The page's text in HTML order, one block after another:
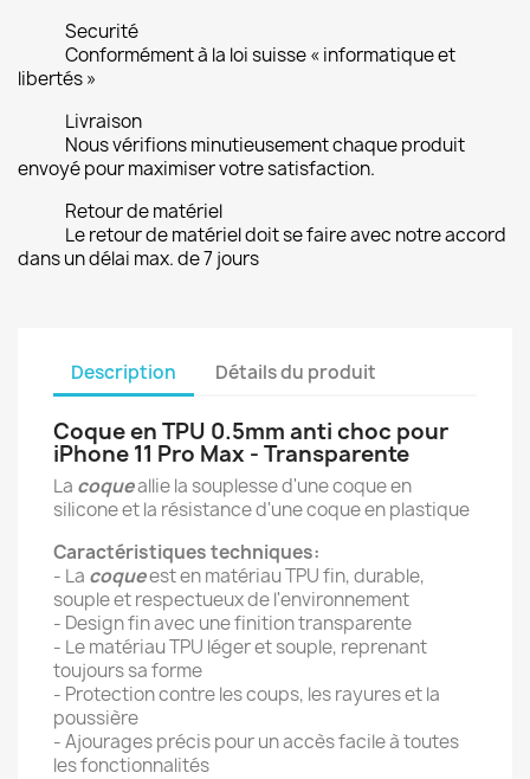
Securité
Conformément à la loi suisse « informatique et
libertés »
Livraison
Nous vérifions minutieusement chaque produit
envoyé pour maximiser votre satisfaction.
Retour de matériel
Le retour de matériel doit se faire avec notre accord
dans un délai max. de 7 jours
Description Détails du produit
Coque en TPU 0.5mm anti choc pour
iPhone 11 Pro Max - Transparente
La coqueallie la souplesse d'une coque en
silicone et la résistance d'une coque en plastique
Caractéristiques techniques:
- La coqueest en matériau TPU fin, durable,
souple et respectueux de l'environnement
- Design fin avec une finition transparente
- Le matériau TPU léger et souple, reprenant
toujours sa forme
- Protection contre les coups, les rayures et la
poussière
- Ajourages précis pour un accès facile à toutes
les fonctionnalités